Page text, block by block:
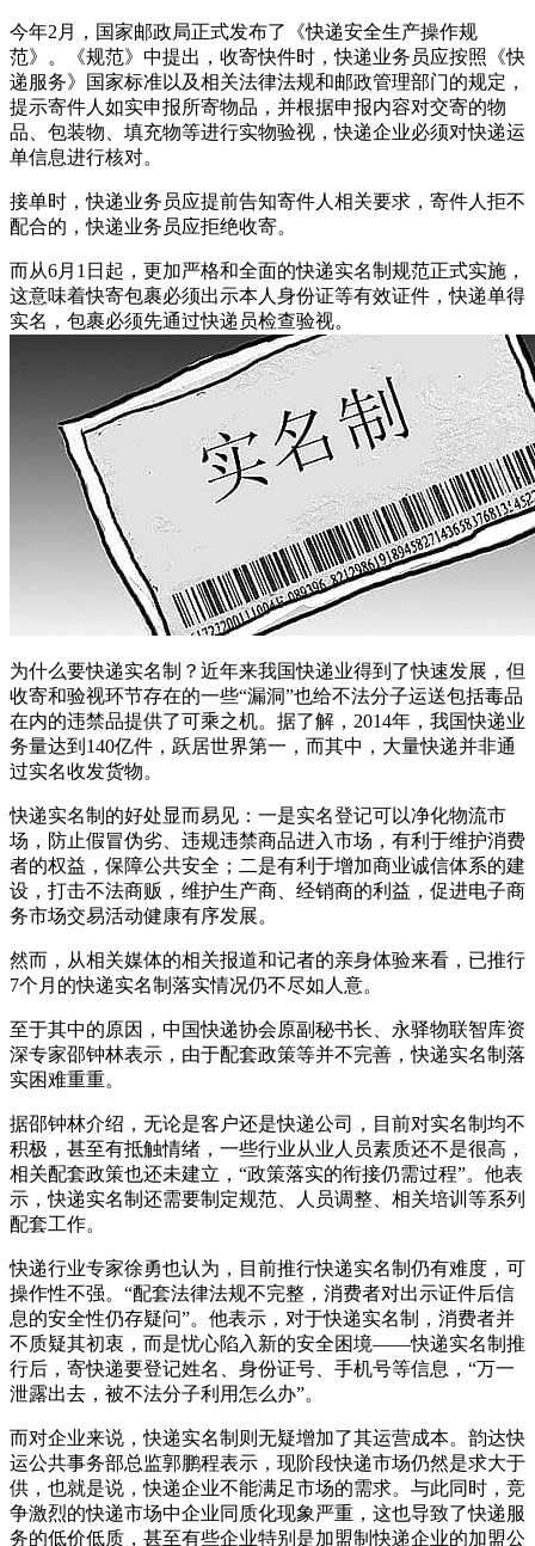
今年2月，国家邮政局正式发布了《快递安全生产操作规
范》。《规范》中提出，收寄快件时，快递业务员应按照《快
递服务》国家标准以及相关法律法规和邮政管理部门的规定，
提示寄件人如实申报所寄物品，并根据申报内容对交寄的物
品、包装物、填充物等进行实物验视，快递企业必须对快递运
单信息进行核对。
接单时，快递业务员应提前告知寄件人相关要求，寄件人拒不
配合的，快递业务员应拒绝收寄。
而从6月1日起，更加严格和全面的快递实名制规范正式实施，
这意味着快寄包裹必须出示本人身份证等有效证件，快递单得
实名，包裹必须先通过快递员检查验视。
为什么要快递实名制？近年来我国快递业得到了快速发展，但
收寄和验视环节存在的一些“漏洞”也给不法分子运送包括毒品
在内的违禁品提供了可乘之机。据了解，2014年，我国快递业
务量达到140亿件，跃居世界第一，而其中，大量快递并非通
过实名收发货物。
快递实名制的好处显而易见：一是实名登记可以净化物流市
场，防止假冒伪劣、违规违禁商品进入市场，有利于维护消费
者的权益，保障公共安全；二是有利于增加商业诚信体系的建
设，打击不法商贩，维护生产商、经销商的利益，促进电子商
务市场交易活动健康有序发展。
然而，从相关媒体的相关报道和记者的亲身体验来看，已推行
7个月的快递实名制落实情况仍不尽如人意。
至于其中的原因，中国快递协会原副秘书长、永驿物联智库资
深专家邵钟林表示，由于配套政策等并不完善，快递实名制落
实困难重重。
据邵钟林介绍，无论是客户还是快递公司，目前对实名制均不
积极，甚至有抵触情绪，一些行业从业人员素质还不是很高，
相关配套政策也还未建立，“政策落实的衔接仍需过程”。他表
示，快递实名制还需要制定规范、人员调整、相关培训等系列
配套工作。
快递行业专家徐勇也认为，目前推行快递实名制仍有难度，可
操作性不强。“配套法律法规不完整，消费者对出示证件后信
息的安全性仍存疑问”。他表示，对于快递实名制，消费者并
不质疑其初衷，而是忧心陷入新的安全困境——快递实名制推
行后，寄快递要登记姓名、身份证号、手机号等信息，“万一
泄露出去，被不法分子利用怎么办”。
而对企业来说，快递实名制则无疑增加了其运营成本。韵达快
运公共事务部总监郭鹏程表示，现阶段快递市场仍然是求大于
供，也就是说，快递企业不能满足市场的需求。与此同时，竞
争激烈的快递市场中企业同质化现象严重，这也导致了快递服
务的低价低质，甚至有些企业特别是加盟制快递企业的加盟公